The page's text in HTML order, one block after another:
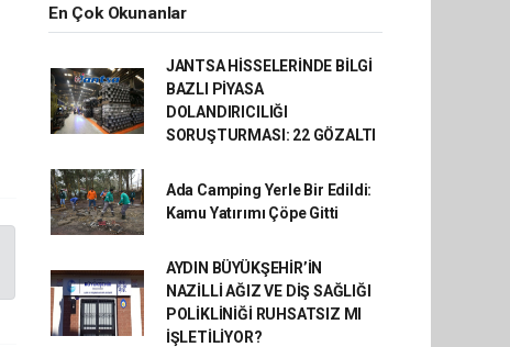
En Çok Okunanlar
JANTSA HİSSELERİNDE BİLGİ
BAZLI PİYASA
DOLANDIRICILIĞI
SORUŞTURMASI: 22 GÖZALTI
Ada Camping Yerle Bir Edildi:
Kamu Yatırımı Çöpe Gitti
AYDIN BÜYÜKŞEHİR’İN
NAZİLLİ AĞIZ VE DİŞ SAĞLIĞI
POLİKLİNİĞİ RUHSATSIZ MI
İŞLETİLİYOR?